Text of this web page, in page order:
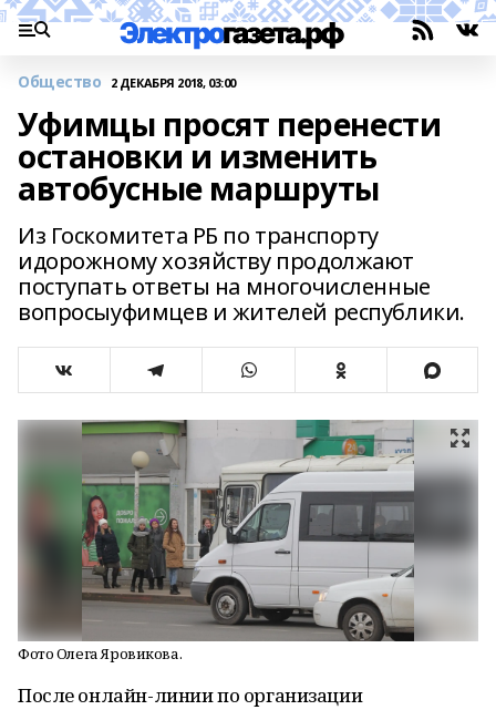
Общество 2 ДЕКАБРЯ 2018, 03:00
Уфимцы просят перенести
остановки и изменить
автобусные маршруты
Из Госкомитета РБ по транспорту
идорожному хозяйству продолжают
поступать ответы на многочисленные
вопросыуфимцев и жителей республики.
Фото Олега Яровикова.
После онлайн-линии по организации